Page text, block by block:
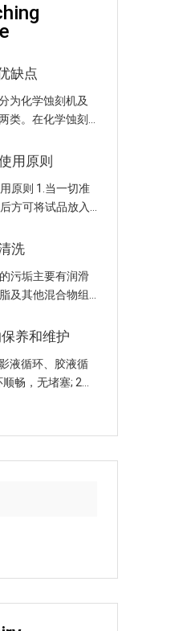
缺点
为化学蚀刻机及
类。在化学蚀刻
刻的目的，化学
而移除的技术。
金属在以自来水
用原则
当一切准
方可将试品放入
灯亮表示箱内已
绿灯亮，开始恒
温控失灵，还必
洗
污垢主要有润滑
及其他混合物组
学清洗，也可采
一个清洗的专门
。 采用碱性
养和维护
液循环、胶液循
畅，无堵塞; 2、
芯，一般每周更